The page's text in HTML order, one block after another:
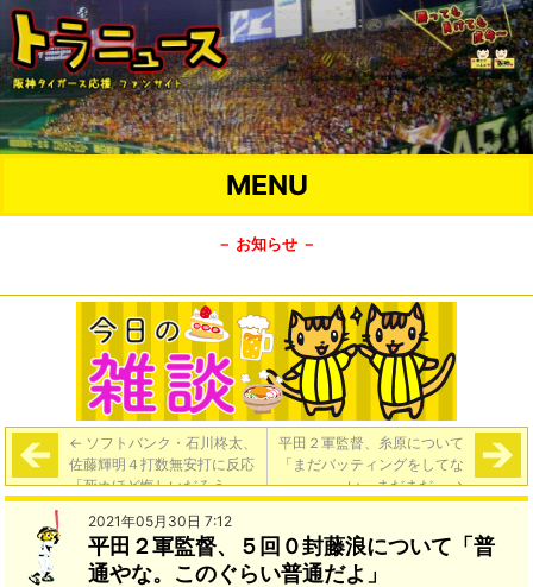
MENU
－ お知らせ －
← ソフトバンク・石川柊太、
佐藤輝明４打数無安打に反応
「死ぬほど悔しいだろう」
平田２軍監督、糸原について
「まだバッティングをしてな
い。まだまだ」→
2021年05月30日 7:12
平田２軍監督、５回０封藤浪について「普
通やな。このぐらい普通だよ」